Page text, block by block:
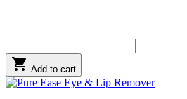
 Add to cart